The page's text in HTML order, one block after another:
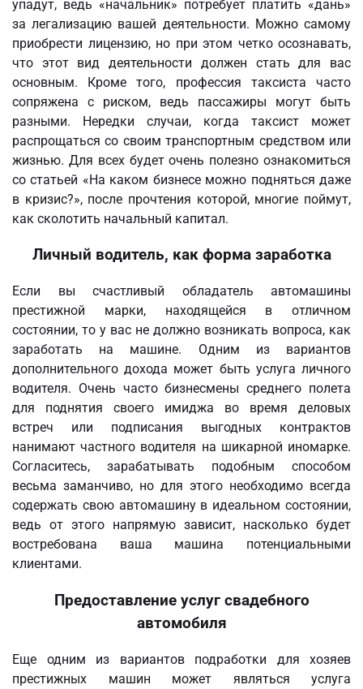
упадут, ведь «начальник» потребует платить «дань»
за легализацию вашей деятельности. Можно самому
приобрести лицензию, но при этом четко осознавать,
что этот вид деятельности должен стать для вас
основным. Кроме того, профессия таксиста часто
сопряжена с риском, ведь пассажиры могут быть
разными. Нередки случаи, когда таксист может
распрощаться со своим транспортным средством или
жизнью. Для всех будет очень полезно ознакомиться
со статьей «На каком бизнесе можно подняться даже
в кризис?», после прочтения которой, многие поймут,
как сколотить начальный капитал.
Личный водитель, как форма заработка
Если вы счастливый обладатель автомашины
престижной марки, находящейся в отличном
состоянии, то у вас не должно возникать вопроса, как
заработать на машине. Одним из вариантов
дополнительного дохода может быть услуга личного
водителя. Очень часто бизнесмены среднего полета
для поднятия своего имиджа во время деловых
встреч или подписания выгодных контрактов
нанимают частного водителя на шикарной иномарке.
Согласитесь, зарабатывать подобным способом
весьма заманчиво, но для этого необходимо всегда
содержать свою автомашину в идеальном состоянии,
ведь от этого напрямую зависит, насколько будет
востребована ваша машина потенциальными
клиентами.
Предоставление услуг свадебного
автомобиля
Еще одним из вариантов подработки для хозяев
престижных машин может являться услуга